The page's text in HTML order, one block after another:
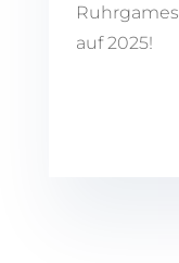
auf 2025!